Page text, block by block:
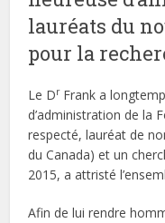
lauréats du
pour la
Le DrFrank a
d’administration de la
respecté, lauréat de
du Canada) et un
2015, a attristé
Afin de lui rendre